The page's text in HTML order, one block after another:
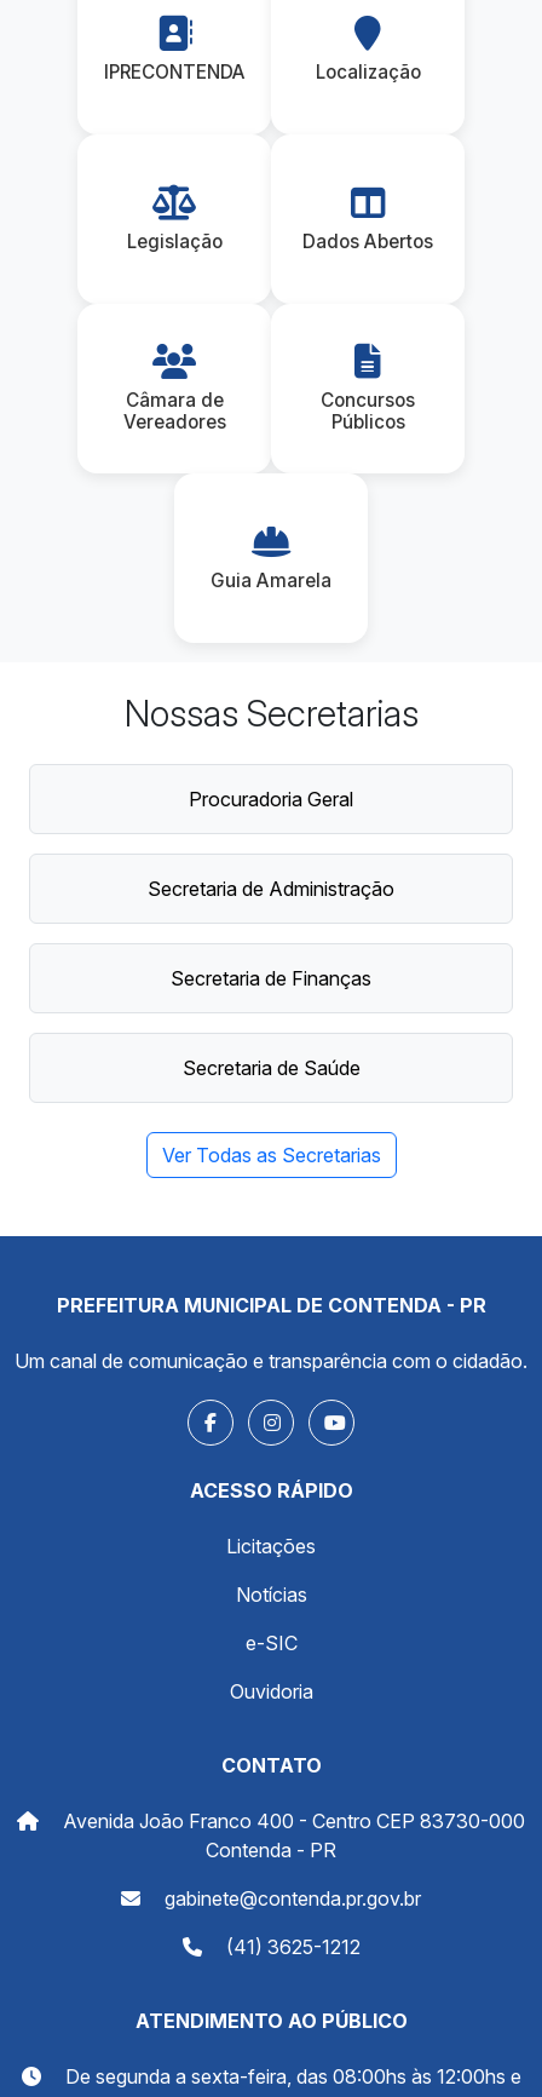
IPRECONTENDA Localização
Legislação Dados Abertos
Câmara de
Vereadores
Concursos
Públicos
Guia Amarela
Nossas Secretarias
Procuradoria Geral
Secretaria de Administração
Secretaria de Finanças
Secretaria de Saúde
Ver Todas as Secretarias
PREFEITURA MUNICIPAL DE CONTENDA - PR
Um canal de comunicação e transparência com o cidadão.
ACESSO RÁPIDO
Licitações
Notícias
e-SIC
Ouvidoria
CONTATO
Avenida João Franco 400 - Centro CEP 83730-000
Contenda - PR
gabinete@contenda.pr.gov.br
(41) 3625-1212
ATENDIMENTO AO PÚBLICO
De segunda a sexta-feira, das 08:00hs às 12:00hs e